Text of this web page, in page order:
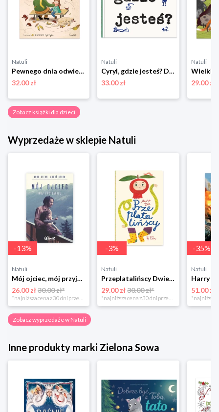
Natuli
Pewnego dnia odwiedziłam dziadka Świetlik
32.00 zł
Natuli
Cyryl, gdzie jesteś? Dwie siostry
33.00 zł
Natuli
29.00 zł
Zobacz książki dla dzieci
Wyprzedaże w sklepie Natuli
-13%
Natuli
Mój ojciec, mój przyjaciel Element
26.00 zł30.00 zł*
-3%
Natuli
Przeplatalińscy Dwie siostry
29.00 zł 30.00 zł*
-35%
Natuli
51.00 zł
Zobacz wyprzedaże w Natuli
Inne produkty marki Zielona Sowa